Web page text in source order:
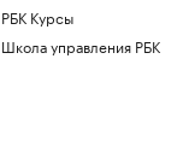
РБК Курсы
Школа управления РБК